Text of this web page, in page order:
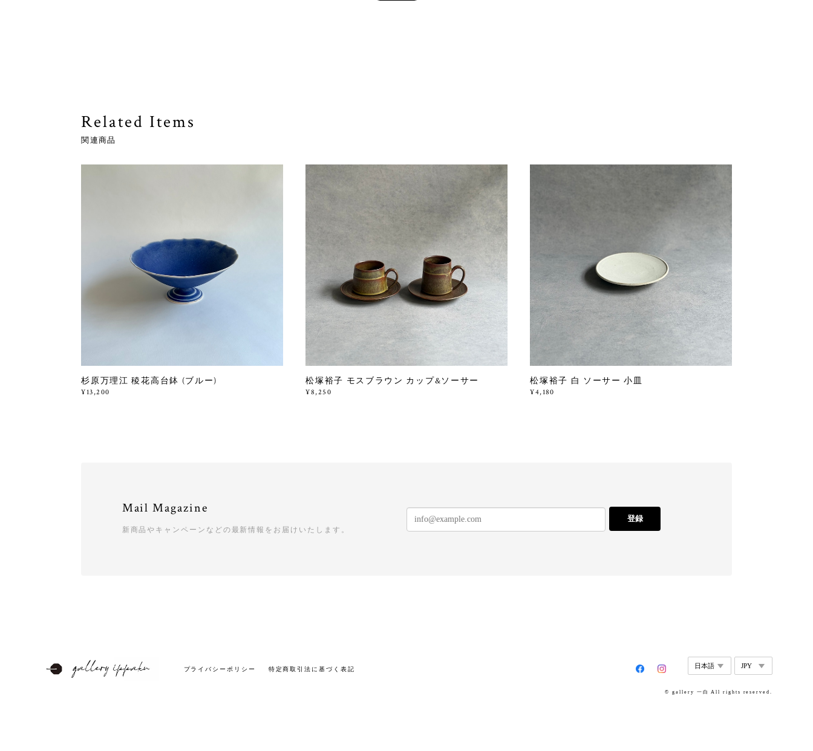
Related Items
関連商品
杉原万理江 稜花高台鉢 (ブルー)
¥13,200
松塚裕子 モスブラウン カップ&ソーサー
¥8,250
松塚裕子 白 ソーサー 小皿
¥4,180
Mail Magazine
新商品やキャンペーンなどの最新情報をお届けいたします。
登録
プライバシーポリシー 特定商取引法に基づく表記
© gallery 一白 All rights reserved.